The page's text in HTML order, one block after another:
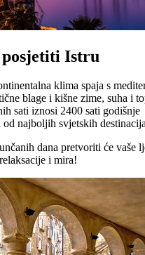
Istru
klima spaja s
blage i kišne zime, suha i
sati iznosi 2400 sati godišnje
najboljih svjetskih
dana pretvoriti će vaše
i mira!